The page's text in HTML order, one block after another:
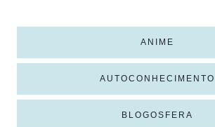
ANIME
AUTOCONHECIMENTO
BLOGOSFERA